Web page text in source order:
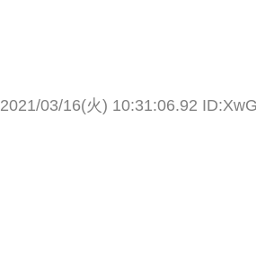
2021/03/16(火) 10:31:06.92